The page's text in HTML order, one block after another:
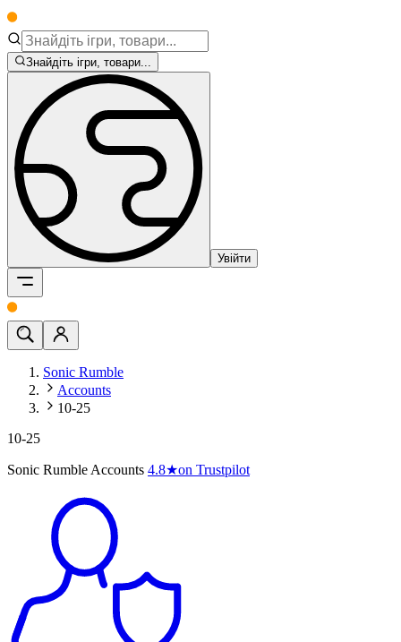
Знайдіть ігри, товари...
Увійти
Sonic Rumble
Accounts
10-25
10-25
Sonic Rumble Accounts 4.8★on Trustpilot